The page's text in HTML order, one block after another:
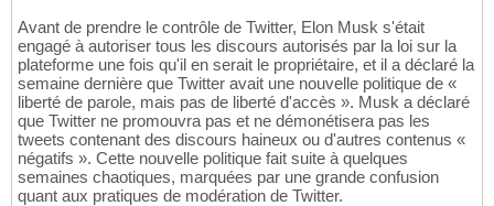
Avant de prendre le contrôle de Twitter, Elon Musk s'était
engagé à autoriser tous les discours autorisés par la loi sur la
plateforme une fois qu'il en serait le propriétaire, et il a déclaré la
semaine dernière que Twitter avait une nouvelle politique de «
liberté de parole, mais pas de liberté d'accès ». Musk a déclaré
que Twitter ne promouvra pas et ne démonétisera pas les
tweets contenant des discours haineux ou d'autres contenus «
négatifs ». Cette nouvelle politique fait suite à quelques
semaines chaotiques, marquées par une grande confusion
quant aux pratiques de modération de Twitter.